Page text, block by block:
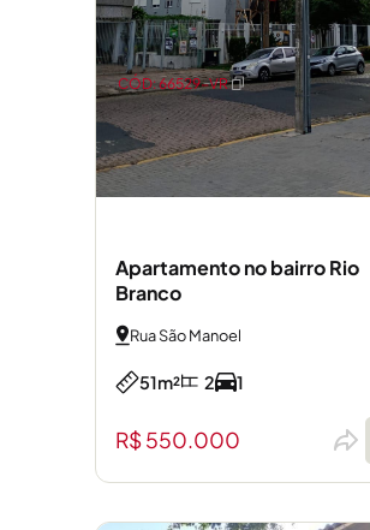
Apartamento no bairro Rio
Branco
Rua São Manoel
51m² 2 1
R$ 550.000
CÓD: 66529-VR